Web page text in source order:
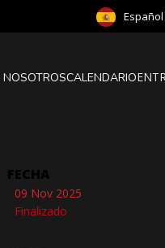
Español
NOSOTROSCALENDARIO
FECHA
09 Nov 2025
Finalizado